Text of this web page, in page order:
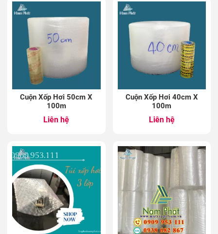
Cuộn Xốp Hơi 50cm X
100m
Liên hệ
Cuộn Xốp Hơi 40cm X
100m
Liên hệ